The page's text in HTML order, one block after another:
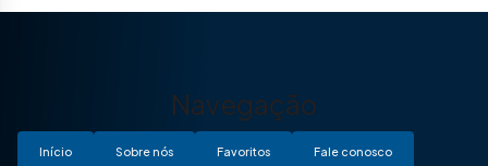
Navegação
Início Sobre nós Favoritos Fale conosco